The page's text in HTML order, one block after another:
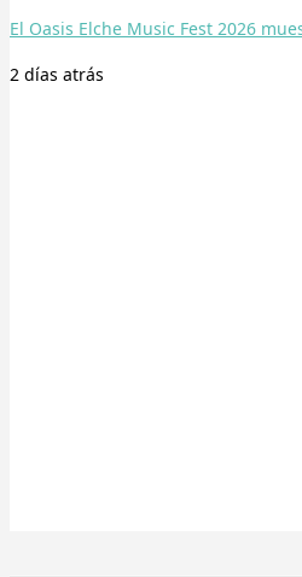
El Oasis Elche Music Fest 2026
2 días atrás